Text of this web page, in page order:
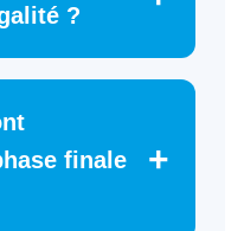
?
finale